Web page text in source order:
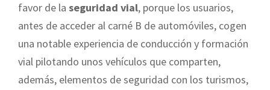
favor de la seguridad vial, porque los usuarios,
antes de acceder al carné B de automóviles, cogen
una notable experiencia de conducción y formación
vial pilotando unos vehículos que comparten,
además, elementos de seguridad con los turismos,